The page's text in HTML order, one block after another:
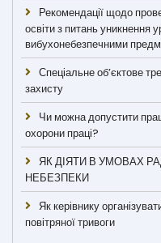
Рекомендації щодо
освіти з питань уникнення
вибухонебезпечними
Спеціальне об’єктове
захисту
Чи можна допустити
охорони праці?
ЯК ДІЯТИ В УМОВАХ
НЕБЕЗПЕКИ
Як керівнику
повітряної тривоги